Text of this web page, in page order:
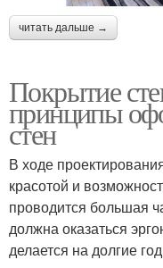
читать дальше →
Покрытие
принципы
стен
В ходе
красотой и
проводится большая
должна оказаться
делается на долгие